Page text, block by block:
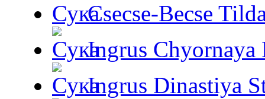
Csecse-Becse
Ingrus Chyornaya
Ingrus Dinastiya